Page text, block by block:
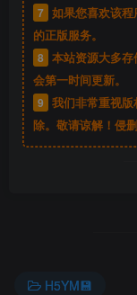
7 如果您喜欢该
的正版服务。
8 本站资源大多
会第一时间更新。
9 我们非常重视
除。敬请谅解！侵
H5YM💾